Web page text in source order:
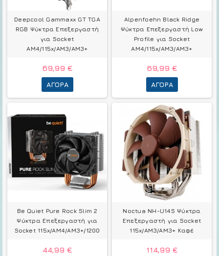
Deepcool Gammaxx GT TGA
RGB Ψύκτρα Επεξεργαστή
για Socket
AM4/115x/AM3/AM3+
69,99 €
ΑΓΟΡΆ
Alpenfoehn Black Ridge
Ψύκτρα Επεξεργαστή Low
Profile για Socket
AM4/115x/AM3/AM3+
69,99 €
ΑΓΟΡΆ
Be Quiet Pure Rock Slim 2
Ψύκτρα Επεξεργαστή για
Socket 115x/AM4/AM3+/1200
44,99 €
Noctua NH-U14S Ψύκτρα
Επεξεργαστή για Socket
115x/AM3/AM3+ Καφέ
114,99 €